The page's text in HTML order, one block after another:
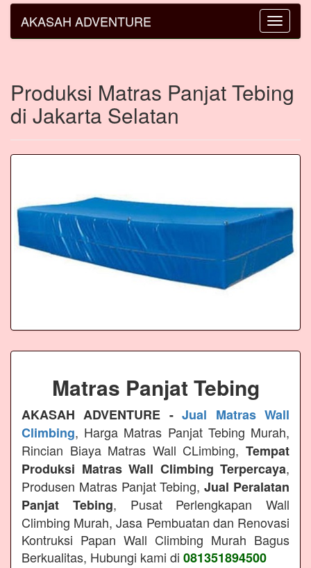
Toggle
AKASAH ADVENTURE
Produksi Matras Panjat Tebing
di Jakarta Selatan
Matras Panjat Tebing
AKASAH ADVENTURE -Jual Matras Wall
Climbing, Harga Matras Panjat Tebing Murah,
Rincian Biaya Matras Wall CLimbing, Tempat
Produksi Matras Wall Climbing Terpercaya,
Produsen Matras Panjat Tebing,Jual Peralatan
Panjat Tebing, Pusat Perlengkapan Wall
Climbing Murah, Jasa Pembuatan dan Renovasi
Kontruksi Papan Wall Climbing Murah Bagus
Berkualitas, Hubungi kami di 081351894500